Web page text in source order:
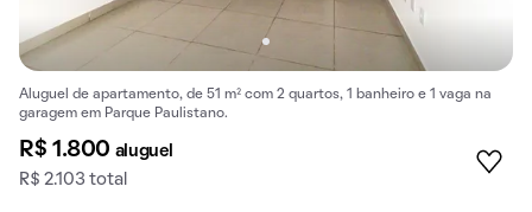
Aluguel de apartamento, de 51 m² com 2 quartos, 1 banheiro e 1 vaga na
garagem em Parque Paulistano.
R$ 1.800 aluguel
R$ 2.103 total